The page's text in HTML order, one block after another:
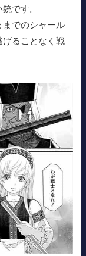
です。
までのシャール
げることなく戦